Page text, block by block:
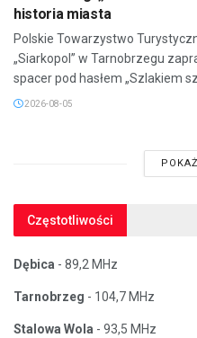
historia miasta
Polskie Towarzystwo
„Siarkopol” w Tarnobrzegu
spacer pod hasłem „Szlakiem
2026-08-05
Częstotliwości
Dębica - 89,2 MHz
Tarnobrzeg - 104,7 MHz
Stalowa Wola - 93,5 MHz